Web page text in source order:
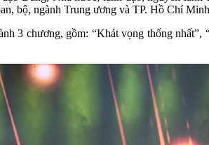
bộ, ngành Trung ương và TP. Hồ Chí
3 chương, gồm: “Khát vọng thống